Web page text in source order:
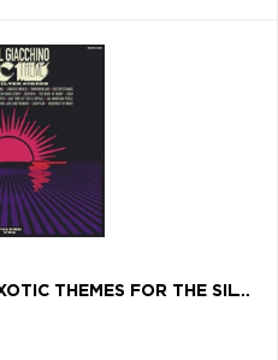
MICHAEL GIACCHINO, CD EXOTIC THEMES FOR THE SILVER SCREEN, VOL. 2